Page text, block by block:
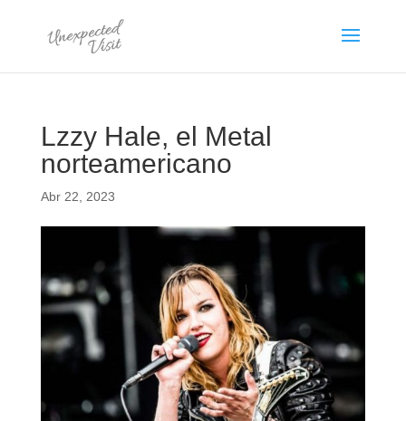
Lzzy Hale, el Metal
norteamericano
Abr 22, 2023